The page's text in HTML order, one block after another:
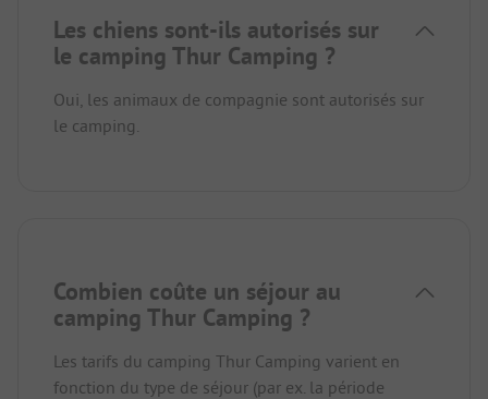
Les chiens sont-ils autorisés sur
le camping Thur Camping ?
Oui, les animaux de compagnie sont autorisés sur
le camping.
Combien coûte un séjour au
camping Thur Camping ?
Les tarifs du camping Thur Camping varient en
fonction du type de séjour (par ex. la période